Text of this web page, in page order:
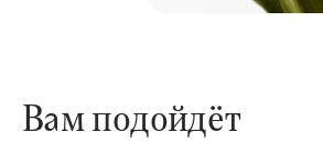
Вам подойдёт